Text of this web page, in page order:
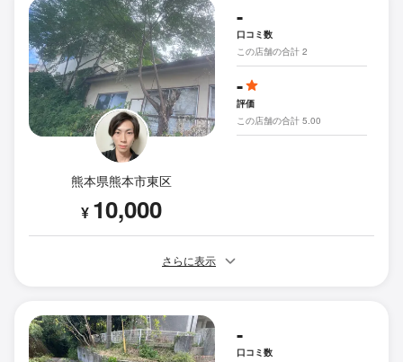
熊本県熊本市東区
¥ 10,000
-
口コミ数
この店舗の合計 2
-
評価
この店舗の合計 5.00
さらに表示
-
口コミ数